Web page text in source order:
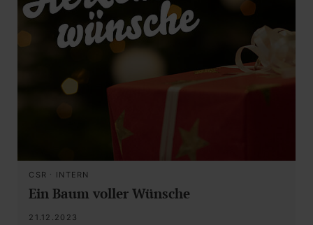
CSR · INTERN
Ein Baum voller Wünsche
21.12.2023